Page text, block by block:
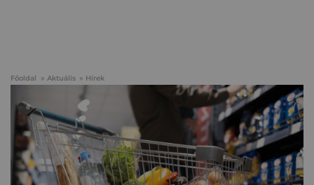
Főoldal Aktuális Hírek